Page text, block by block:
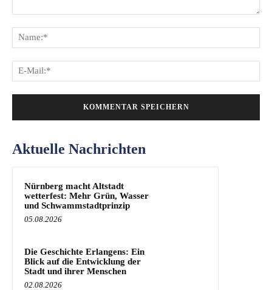
Aktuelle Nachrichten
Nürnberg macht Altstadt
wetterfest: Mehr Grün, Wasser
und Schwammstadtprinzip
05.08.2026
Die Geschichte Erlangens: Ein
Blick auf die Entwicklung der
Stadt und ihrer Menschen
02.08.2026